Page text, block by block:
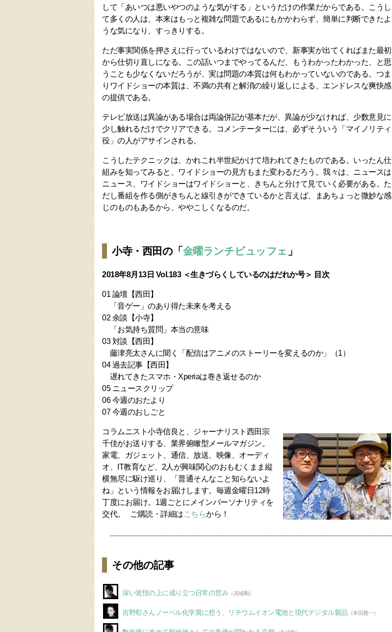
して「あいつは悪いやつのような気がする」というだけの作業だからである。こうし
て多くの人は、本来はもっと複雑な問題であるにもかかわらず、簡単に判断できたよ
うな気になり、すっきりする。
ただ事実関係を押さえに行っているわけではないので、新事実が出てくればまた最初
から仕切り直しになる。この話いつまでやってるんだ、もうわかったわかった、と思
うことも少なくないだろうが、実は問題の本質は何もわかっていないのである。つま
りワイドショーの本質は、不満の共有と解消の繰り返しによる、エンドレスな爽快感
の提供である。
テレビ放送は異論がある場合は両論併記が基本だが、異論が少なければ、少数意見に
少し触れるだけでクリアできる。コメンテーターには、必ずそういう「マイノリティ
役」の人がアサインされる。
こうしたテクニックは、かれこれ半世紀かけて培われてきたものである。いったん仕
組みを知ってみると、ワイドショーの見方もまた変わるだろう。我々は、ニュースは
ニュース、ワイドショーはワイドショーと、きちんと分けて見ていく必要がある。た
だし番組を作る側がきちんと線引きができているかと言えば、まあちょっと微妙な感
じのものもあるから、ややこしくなるのだ。
小寺・西田の「 金曜ランチビュッフェ 」
2018年8月13日 Vol.183 ＜生きづらくしているのはだれか号＞ 目次
01 論壇【西田】
「音ゲー」のあり得た未来を考える
02 余談【小寺】
「お気持ち質問」本当の意味
03 対談【西田】
藤津亮太さんに聞く「配信はアニメのストーリーを変えるのか」（1）
04 過去記事【西田】
遅れてきたスマホ・Xperiaは巻き返せるのか
05 ニュースクリップ
06 今週のおたより
07 今週のおしごと
コラムニスト小寺信良と、ジャーナリスト西田宗
千佳がお送りする、業界俯瞰型メールマガジン。
家電、ガジェット、通信、放送、映像、オーディ
オ、IT教育など、2人が興味関心のおもむくまま縦
横無尽に駆け巡り、「普通そんなこと知らないよ
ね」という情報をお届けします。毎週金曜日12時
丁度にお届け。1週ごとにメインパーソナリティを
交代。 ご購読・詳細はこちらから！
その他の記事
深い覚悟の上に成り立つ日常の営み （高城剛）
吉野彰さんノーベル化学賞に想う、リチウムイオン電池と現代デジタル製品 （本田雅一）